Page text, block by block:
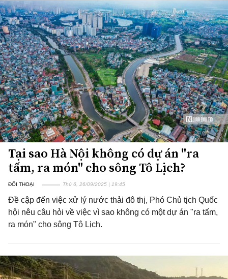
Tại sao Hà Nội không có dự án "ra
tấm, ra món" cho sông Tô Lịch?
ĐỐI THOẠI Thứ 6, 26/09/2025 | 19:45
Đề cập đến việc xử lý nước thải đô thị, Phó Chủ tịch Quốc
hội nêu câu hỏi về việc vì sao không có một dự án "ra tấm,
ra món" cho sông Tô Lịch.